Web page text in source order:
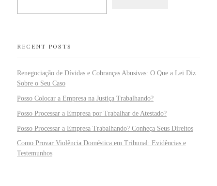
RECENT POSTS
Renegociação de Dívidas e Cobranças Abusivas: O Que a Lei Diz
Sobre o Seu Caso
Posso Colocar a Empresa na Justiça Trabalhando?
Posso Processar a Empresa por Trabalhar de Atestado?
Posso Processar a Empresa Trabalhando? Conheça Seus Direitos
Como Provar Violência Doméstica em Tribunal: Evidências e
Testemunhos